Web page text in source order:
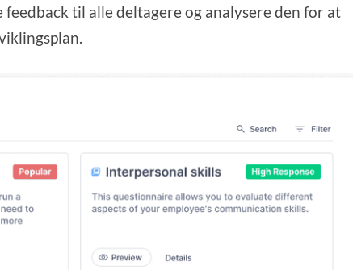
til alle deltagere og analysere den for at